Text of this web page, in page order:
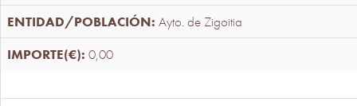
Ayto. de Zigoitia
0,00